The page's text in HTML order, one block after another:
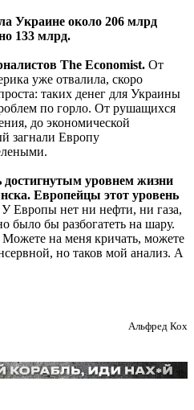
Украине около 206 млрд
133 млрд.
The Economist. От
уже отвалила, скоро
таких денег для Украины
по горло. От рушащихся
до экономической
загнали Европу
достигнутым уровнем жизни
Европейцы этот уровень
У Европы нет ни нефти, ни газа,
было бы разбогатеть на шару.
на меня кричать, можете
но таков мой анализ. А
Альфред Кох